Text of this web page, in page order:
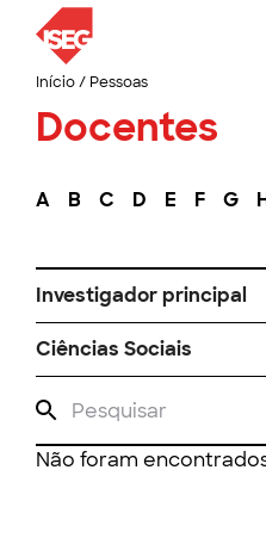
Início/ Pessoas
Docentes
A B C D E F G
Investigador principal
Ciências Sociais
Não foram